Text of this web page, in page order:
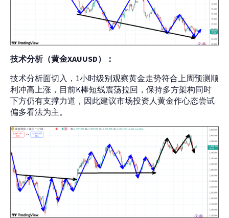
技术分析（黄金XAUUSD）：
技术分析面切入，1小时级别观察黄金走势符合上周预测顺
利冲高上涨，目前K棒短线震荡拉回，保持多方架构同时
下方仍有支撑力道，因此建议市场投资人黄金作心态尝试
偏多看法为主。